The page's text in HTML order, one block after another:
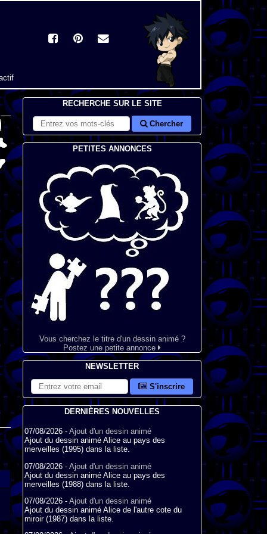
RECHERCHE SUR LE SITE
Chercher
PETITES ANNONCES
Vous cherchez le titre d'un dessin animé ?
Postez une petite annonce
NEWSLETTER
S'inscrire
DERNIÈRES NOUVELLES
07/08/2026 - Ajout d'un dessin animé
Ajout du dessin animé Alice au pays des
merveilles (1995) dans la liste.
07/08/2026 - Ajout d'un dessin animé
Ajout du dessin animé Alice au pays des
merveilles (1988) dans la liste.
07/08/2026 - Ajout d'un dessin animé
Ajout du dessin animé Alice de l'autre cote du
miroir (1987) dans la liste.